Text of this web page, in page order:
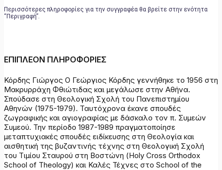
Περισσότερες πληροφορίες για την συγγραφέα θα βρείτε στην ενότητα
“Περιγραφή”.
ΕΠΙΠΛΕΟΝ ΠΛΗΡΟΦΟΡΙΕΣ
Κόρδης Γιώργος Ο Γεώργιος Κόρδης γεννήθηκε το 1956 στη
Μακρυρράχη Φθιώτιδας και μεγάλωσε στην Αθήνα.
Σπούδασε στη Θεολογική Σχολή του Πανεπιστημίου
Αθηνών (1975-1979). Ταυτόχρονα έκανε σπουδές
ζωγραφικής και αγιογραφίας με δάσκαλο τον π. Συμεών
Συμεού. Την περίοδο 1987-1989 πραγματοποίησε
μεταπτυχιακές σπουδές ειδίκευσης στη Θεολογία και
αισθητική της βυζαντινής τέχνης στη Θεολογική Σχολή
του Τιμίου Σταυρού στη Βοστώνη (Holy Cross Orthodox
School of Theology) και Καλές Τέχνες στο School of the